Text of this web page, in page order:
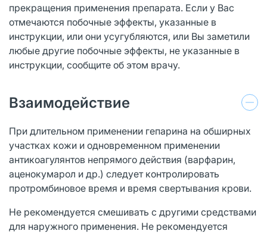
прекращения применения препарата. Если у Вас
отмечаются побочные эффекты, указанные в
инструкции, или они усугубляются, или Вы заметили
любые другие побочные эффекты, не указанные в
инструкции, сообщите об этом врачу.
Взаимодействие
При длительном применении гепарина на обширных
участках кожи и одновременном применении
антикоагулянтов непрямого действия (варфарин,
аценокумарол и др.) следует контролировать
протромбиновое время и время свертывания крови.
Не рекомендуется смешивать с другими средствами
для наружного применения. Не рекомендуется